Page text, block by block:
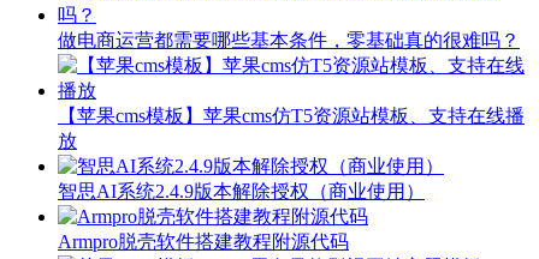
做电商运营都需要哪些基本条件，零基础真的很难吗？
【苹果cms模板】苹果cms仿T5资源站模板、支持在线播
放
智思AI系统2.4.9版本解除授权（商业使用）
Armpro脱壳软件搭建教程附源代码